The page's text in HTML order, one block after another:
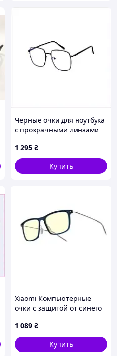
Черные очки для ноутбука
с прозрачными линзами
1 295 ₴
Купить
Xiaomi Компьютерные
очки с защитой от синего
Light Glasses для работы
за ПК и смартфоном
1 089 ₴
Купить